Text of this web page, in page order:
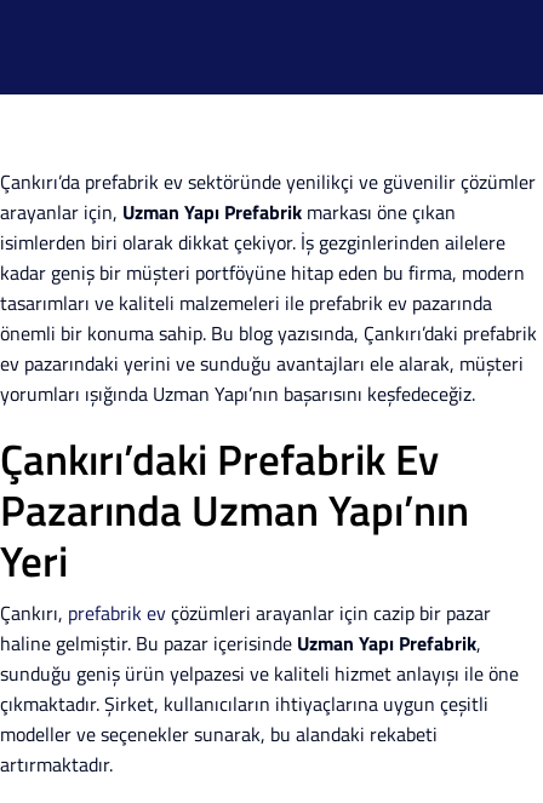
Çankırı’da prefabrik ev sektöründe yenilikçi ve güvenilir çözümler
arayanlar için, Uzman Yapı Prefabrik markası öne çıkan
isimlerden biri olarak dikkat çekiyor. İş gezginlerinden ailelere
kadar geniş bir müşteri portföyüne hitap eden bu firma, modern
tasarımları ve kaliteli malzemeleri ile prefabrik ev pazarında
önemli bir konuma sahip. Bu blog yazısında, Çankırı’daki prefabrik
ev pazarındaki yerini ve sunduğu avantajları ele alarak, müşteri
yorumları ışığında Uzman Yapı’nın başarısını keşfedeceğiz.
Çankırı’daki Prefabrik Ev
Pazarında Uzman Yapı’nın
Yeri
Çankırı, prefabrik evçözümleri arayanlar için cazip bir pazar
haline gelmiştir. Bu pazar içerisinde Uzman Yapı Prefabrik,
sunduğu geniş ürün yelpazesi ve kaliteli hizmet anlayışı ile öne
çıkmaktadır. Şirket, kullanıcıların ihtiyaçlarına uygun çeşitli
modeller ve seçenekler sunarak, bu alandaki rekabeti
artırmaktadır.